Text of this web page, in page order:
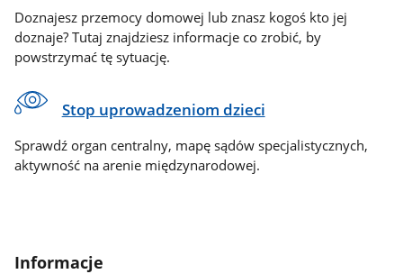
Doznajesz przemocy domowej lub znasz kogoś kto jej
doznaje? Tutaj znajdziesz informacje co zrobić, by
powstrzymać tę sytuację.
Stop uprowadzeniom dzieci
Sprawdź organ centralny, mapę sądów specjalistycznych,
aktywność na arenie międzynarodowej.
Informacje